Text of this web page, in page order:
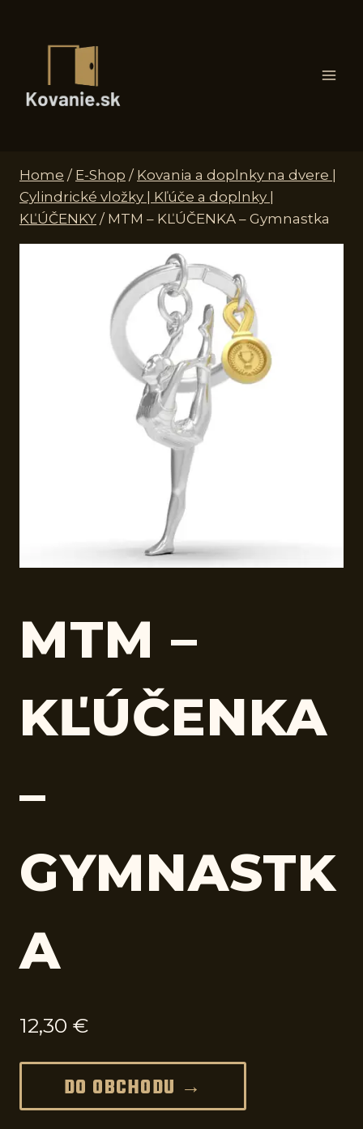
Home / E-Shop / Kovania a doplnky na dvere |
Cylindrické vložky | Kľúče a doplnky |
KĽÚČENKY / MTM – KĽÚČENKA – Gymnastka
MTM –
KĽÚČENKA
–
GYMNASTK
A
12,30 €
DO OBCHODU →